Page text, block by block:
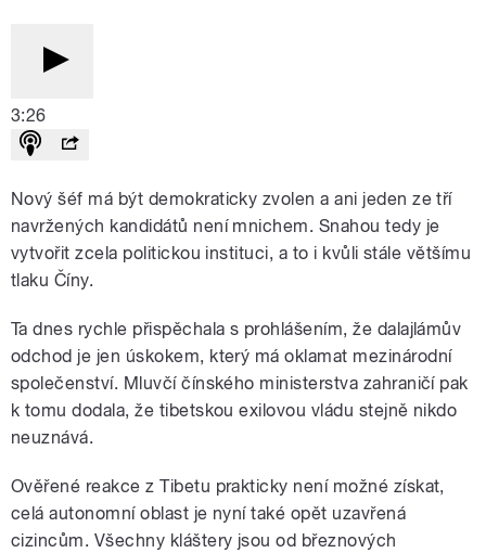
3:26
Nový šéf má být demokraticky zvolen a ani jeden ze tří
navržených kandidátů není mnichem. Snahou tedy je
vytvořit zcela politickou instituci, a to i kvůli stále většímu
tlaku Číny.
Ta dnes rychle přispěchala s prohlášením, že dalajlámův
odchod je jen úskokem, který má oklamat mezinárodní
společenství. Mluvčí čínského ministerstva zahraničí pak
k tomu dodala, že tibetskou exilovou vládu stejně nikdo
neuznává.
Ověřené reakce z Tibetu prakticky není možné získat,
celá autonomní oblast je nyní také opět uzavřená
cizincům. Všechny kláštery jsou od březnových